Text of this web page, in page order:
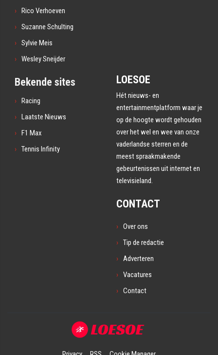
Rico Verhoeven
Suzanne Schulting
Sylvie Meis
Wesley Sneijder
Bekende sites
Racing
Laatste Nieuws
F1 Max
Tennis Infinity
LOESOE
Hét nieuws- en
entertainmentplatform waar je
op de hoogte wordt gehouden
over het wel en wee van onze
vaderlandse sterren en de
meest spraakmakende
gebeurtenissen uit internet en
televisieland.
CONTACT
Over ons
Tip de redactie
Adverteren
Vacatures
Contact